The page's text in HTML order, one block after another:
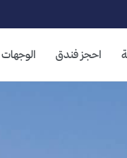
احجز فندق الوجهات